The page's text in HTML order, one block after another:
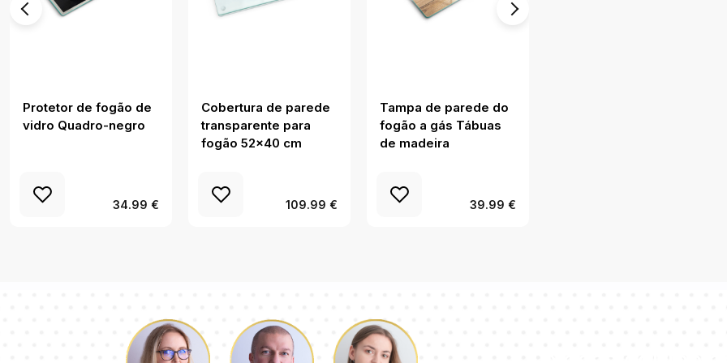
Protetor de fogão de
vidro Quadro-negro
34.99 €
Cobertura de parede
transparente para
fogão 52x40 cm
109.99 €
Tampa de parede do
fogão a gás Tábuas
de madeira
39.99 €